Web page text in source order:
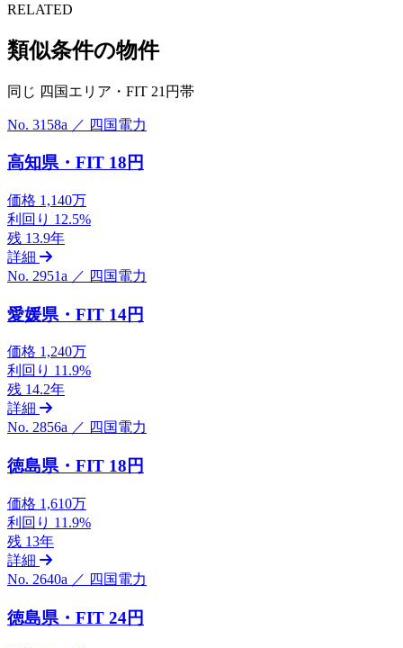
RELATED
類似条件の物件
同じ 四国エリア・FIT 21円帯
No. 3158a ／ 四国電力
高知県・FIT 18円
価格 1,140万
利回り 12.5%
残 13.9年
詳細
No. 2951a ／ 四国電力
愛媛県・FIT 14円
価格 1,240万
利回り 11.9%
残 14.2年
詳細
No. 2856a ／ 四国電力
徳島県・FIT 18円
価格 1,610万
利回り 11.9%
残 13年
詳細
No. 2640a ／ 四国電力
徳島県・FIT 24円